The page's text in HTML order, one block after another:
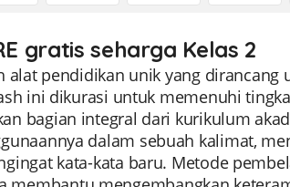
gratis seharga Kelas 2
alat pendidikan unik yang dirancang
ini dikurasi untuk memenuhi
bagian integral dari kurikulum
dalam sebuah kalimat,
kata-kata baru. Metode